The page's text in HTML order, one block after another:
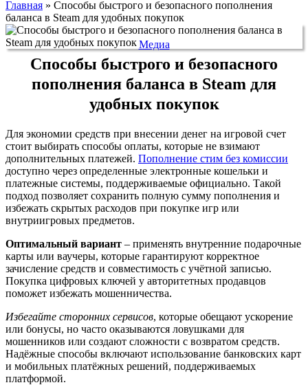
Главная » Способы быстрого и безопасного пополнения
баланса в Steam для удобных покупок
Медиа
Способы быстрого и безопасного
пополнения баланса в Steam для
удобных покупок
Для экономии средств при внесении денег на игровой счет
стоит выбирать способы оплаты, которые не взимают
дополнительных платежей. Пополнение стим без комиссии
доступно через определенные электронные кошельки и
платежные системы, поддерживаемые официально. Такой
подход позволяет сохранить полную сумму пополнения и
избежать скрытых расходов при покупке игр или
внутриигровых предметов.
Оптимальный вариант – применять внутренние подарочные
карты или ваучеры, которые гарантируют корректное
зачисление средств и совместимость с учётной записью.
Покупка цифровых ключей у авторитетных продавцов
поможет избежать мошенничества.
Избегайте сторонних сервисов, которые обещают ускорение
или бонусы, но часто оказываются ловушками для
мошенников или создают сложности с возвратом средств.
Надёжные способы включают использование банковских карт
и мобильных платёжных решений, поддерживаемых
платформой.